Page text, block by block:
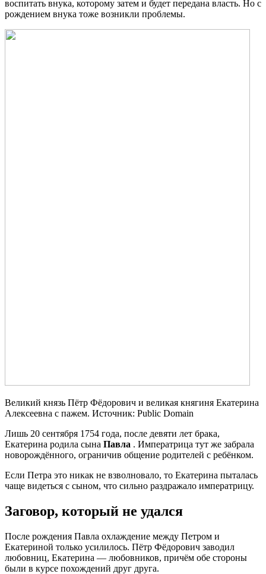
воспитать внука, которому затем и будет передана власть. Но с
рождением внука тоже возникли проблемы.
Великий князь Пётр Фёдорович и великая княгиня Екатерина
Алексеевна с пажем. Источник: Public Domain
Лишь 20 сентября 1754 года, после девяти лет брака,
Екатерина родила сына Павла . Императрица тут же забрала
новорождённого, ограничив общение родителей с ребёнком.
Если Петра это никак не взволновало, то Екатерина пыталась
чаще видеться с сыном, что сильно раздражало императрицу.
Заговор, который не удался
После рождения Павла охлаждение между Петром и
Екатериной только усилилось. Пётр Фёдорович заводил
любовниц, Екатерина — любовников, причём обе стороны
были в курсе похождений друг друга.